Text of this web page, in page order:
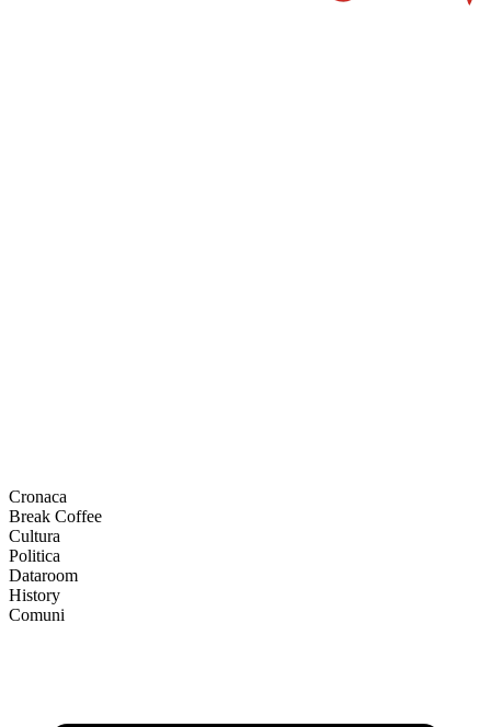
Cronaca
Break Coffee
Cultura
Politica
Dataroom
History
Comuni